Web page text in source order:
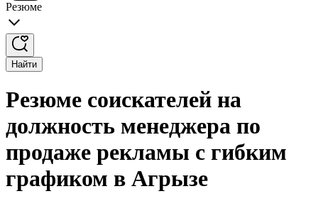
Резюме
Найти
Резюме соискателей на
должность менеджера по
продаже рекламы с гибким
графиком в Агрызе